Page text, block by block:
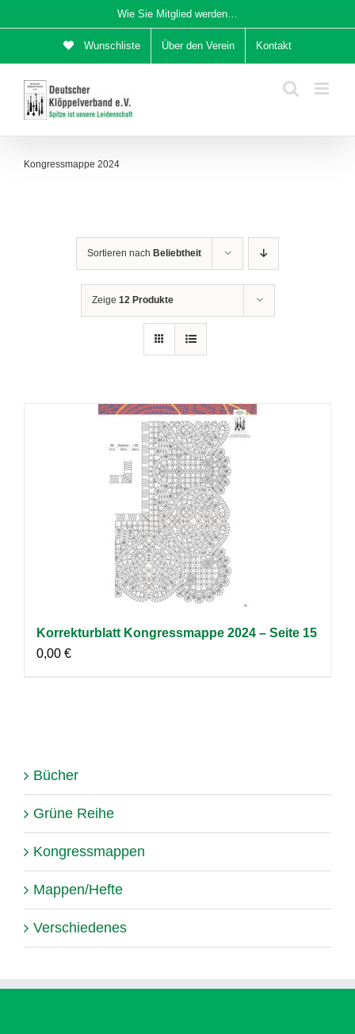
Inhalt
Wie Sie Mitglied werden…
Wunschliste Über den Verein Kontakt
Kongressmappe 2024
Sortieren nach Beliebtheit
Zeige 12 Produkte
Korrekturblatt Kongressmappe 2024 – Seite 15
0,00 €
Bücher
Grüne Reihe
Kongressmappen
Mappen/Hefte
Verschiedenes